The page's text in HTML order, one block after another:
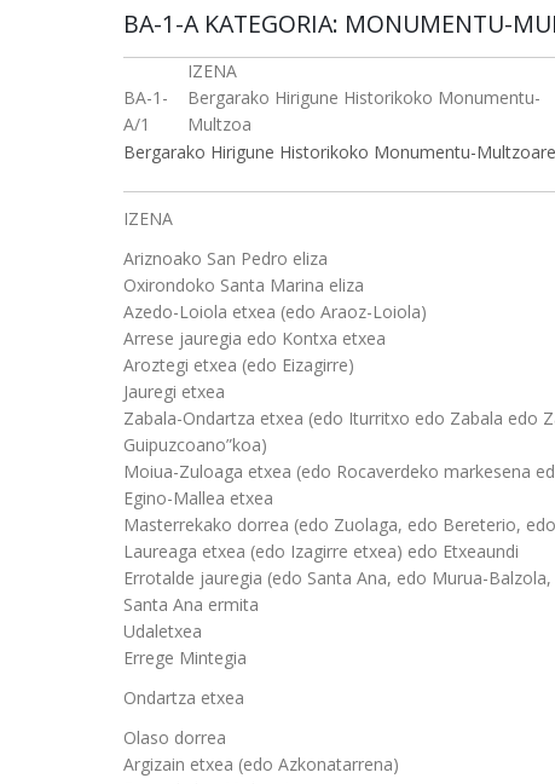
BA-1-A KATEGORIA: MONUMENTU-
IZENA
BA-1-
A/1
Bergarako Hirigune Historikoko Monumentu-
Multzoa
Bergarako Hirigune Historikoko Monumentu-
IZENA
Ariznoako San Pedro eliza
Oxirondoko Santa Marina eliza
Azedo-Loiola etxea (edo Araoz-Loiola)
Arrese jauregia edo Kontxa etxea
Aroztegi etxea (edo Eizagirre)
Jauregi etxea
Zabala-Ondartza etxea (edo Iturritxo edo Zabala edo
Guipuzcoano”koa)
Moiua-Zuloaga etxea (edo Rocaverdeko markesena
Egino-Mallea etxea
Masterrekako dorrea (edo Zuolaga, edo Bereterio,
Laureaga etxea (edo Izagirre etxea) edo Etxeaundi
Errotalde jauregia (edo Santa Ana, edo Murua-
Santa Ana ermita
Udaletxea
Errege Mintegia
Ondartza etxea
Olaso dorrea
Argizain etxea (edo Azkonatarrena)